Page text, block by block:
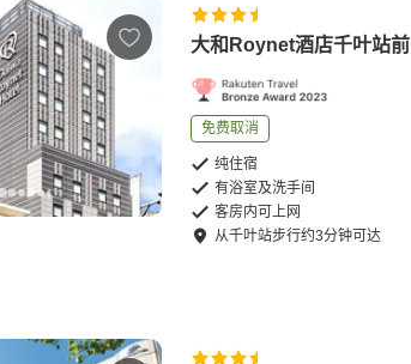
大和Roynet酒店千叶站前
免费取消
纯住宿
有浴室及洗手间
客房内可上网
从千叶站步行约3分钟可达